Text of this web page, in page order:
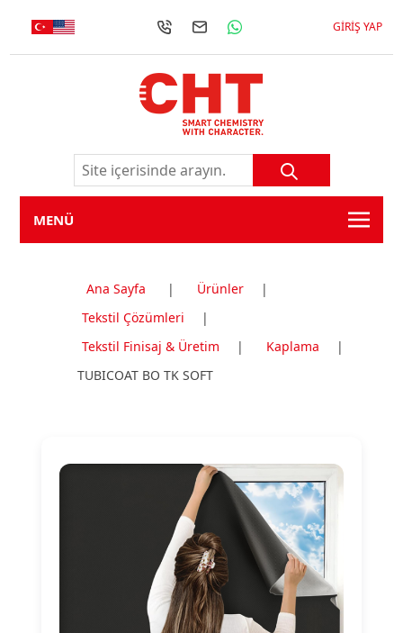
GIRIŞ YAP
MENÜ
Ana Sayfa | Ürünler
|
Tekstil Çözümleri
|
Tekstil Finisaj & Üretim
| Kaplama
|
TUBICOAT BO TK SOFT